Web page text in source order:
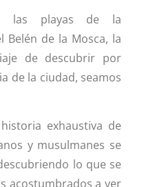
las playas de la
Belén de la Mosca, la
de descubrir por
de la ciudad, seamos
exhaustiva de
y musulmanes se
lo que se
acostumbrados a ver